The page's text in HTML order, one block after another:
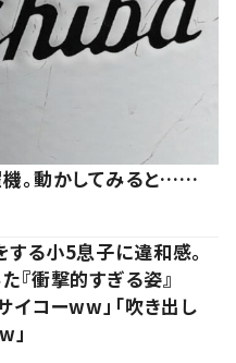
。動かしてみると……
る小5息子に違和感。
『衝撃的すぎる姿』
イコーww」「吹き出し
」